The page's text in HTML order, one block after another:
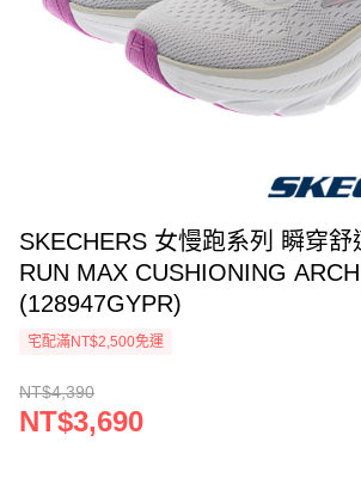
SKECHERS 女慢跑系列 瞬穿舒
RUN MAX CUSHIONING
(128947GYPR)
宅配滿NT$2,500免運
NT$4,390
NT$3,690